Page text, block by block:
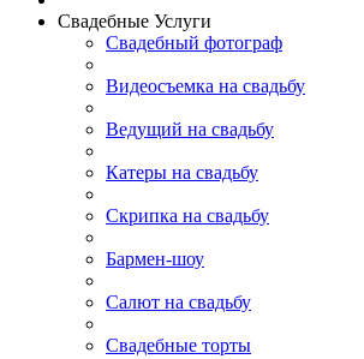
Свадебные Услуги
Свадебный фотограф
Видеосъемка на свадьбу
Ведущий на свадьбу
Катеры на свадьбу
Скрипка на свадьбу
Бармен-шоу
Салют на свадьбу
Свадебные торты